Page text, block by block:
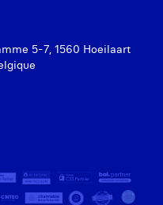
5-7, 1560 Hoeilaart